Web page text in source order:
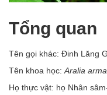
Tổng quan
Tên gọi khác: Đinh Lăng
Tên khoa học:Aralia
Họ thực vật: họ Nhân